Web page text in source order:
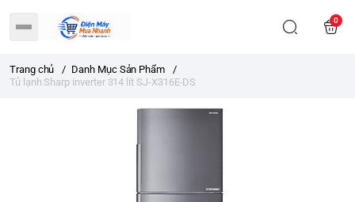
0
Trang chủ / Danh Mục Sản Phẩm
/
Tủ lạnh Sharp inverter 314 lít SJ-X316E-DS